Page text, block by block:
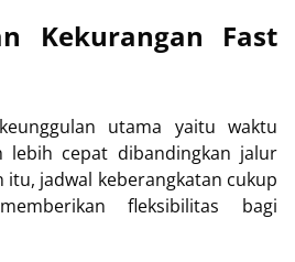
Kekurangan Fast
utama yaitu waktu
lebih cepat dibandingkan jalur
itu, jadwal keberangkatan cukup
fleksibilitas bagi